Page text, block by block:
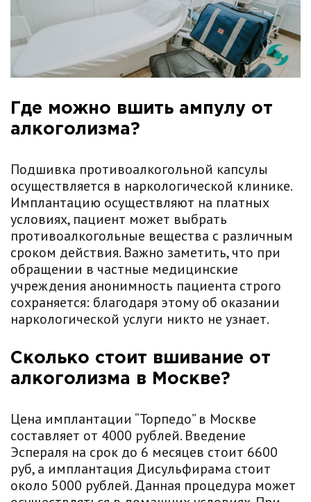
Где можно вшить ампулу от
алкоголизма?
Подшивка противоалкогольной капсулы
осуществляется в наркологической клинике.
Имплантацию осуществляют на платных
условиях, пациент может выбрать
противоалкогольные вещества с различным
сроком действия. Важно заметить, что при
обращении в частные медицинские
учреждения анонимность пациента строго
сохраняется: благодаря этому об оказании
наркологической услуги никто не узнает.
Сколько стоит вшивание от
алкоголизма в Москве?
Цена имплантации “Торпедо” в Москве
составляет от 4000 рублей. Введение
Эспераля на срок до 6 месяцев стоит 6600
руб, а имплантация Дисульфирама стоит
около 5000 рублей. Данная процедура может